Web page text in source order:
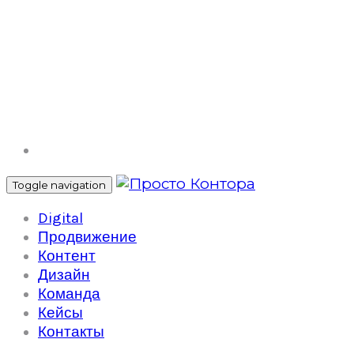
Toggle navigation
Digital
Продвижение
Контент
Дизайн
Команда
Кейсы
Контакты